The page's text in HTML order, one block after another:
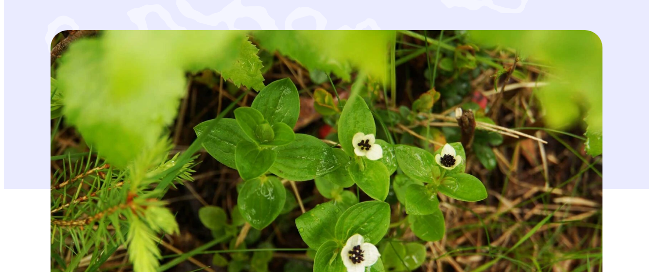
Viite: Kuulutus 17.2.-21.3.2025
Asia: Muistutus Pohjois-Pohjanmaan energia- ja ilmastovaihemaakuntakaavan toisen ehdotusvaiheen aineistosta
Tavoite mahdollistaa merkittävä rooli energiamurroksen toteuttamisessa on saavutettu. Pohjois-Pohjanmaa on johtava maakunta tuulivoiman